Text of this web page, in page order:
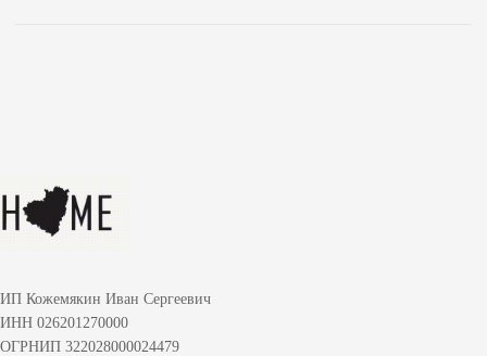
ИП Кожемякин Иван Сергеевич
ИНН 026201270000
ОГРНИП 322028000024479